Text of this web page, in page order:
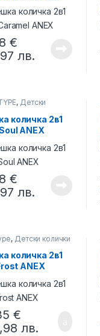
€
лв.
, Детски
количка 2в1
ANEX
€
лв.
, Детски колички
количка 2в1
ANEX
€
лв.